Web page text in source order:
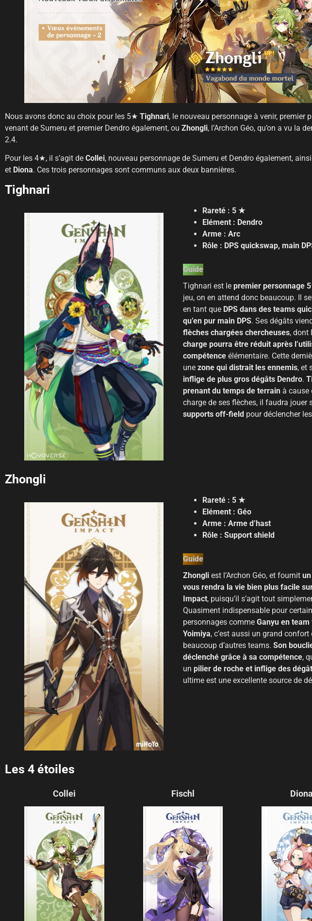
Nous avons donc au choix pour les 5★ Tighnari, le nouveau personnage à venir, premier
venant de Sumeru et premier Dendro également, ou Zhongli, l’Archon Géo, qu’on a vu la
2.4.
Pour les 4★, il s’agit de Collei, nouveau personnage de Sumeru et Dendro également,
et Diona. Ces trois personnages sont communs aux deux bannières.
Tighnari
Rareté : 5 ★
Elément : Dendro
Arme : Arc
Rôle : DPS quickswap, main
Guide
Tighnari est le premier personnage
jeu, on en attend donc beaucoup. Il
en tant queDPS dans des teams
qu’en pur main DPS. Ses dégâts
flèches chargées chercheuses, dont
charge pourra être réduit après
compétenceélémentaire. Cette
unezone qui distrait les ennemis, et
inflige de plus gros dégâts Dendro.
prenant du temps de terrainà cause
charge de ses flèches, il faudra jouer
supports off-field pour déclencher
Zhongli
Rareté : 5 ★
Elément : Géo
Arme : Arme d’hast
Rôle : Support shield
Guide
Zhongli est l’Archon Géo, et fournit
vous rendra la vie bien plus facile
Impact, puisqu’il s’agit tout
Quasiment indispensable pour
personnages comme Ganyu en
Yoimiya, c’est aussi un grand confort
beaucoup d’autres teams. Son
déclenché grâce à sa compétence,
un pilier de roche et inflige des
ultime est une excellente source de
Les 4 étoiles
Collei Fischl Diona